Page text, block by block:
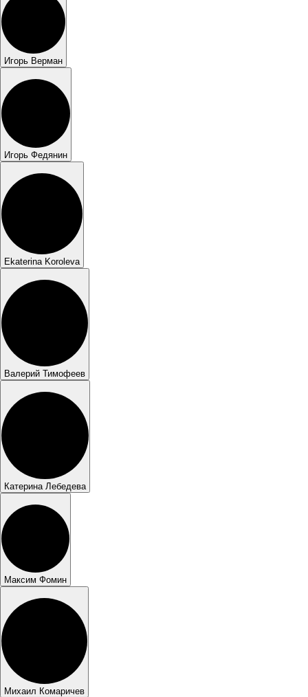
Игорь Верман
Игорь Федянин
Ekaterina Koroleva
Валерий Тимофеев
Катерина Лебедева
Максим Фомин
Михаил Комаричев